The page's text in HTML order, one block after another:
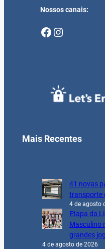
Nossos canais:
Facebook Instagram
Mais Recentes
41 novas
transporte
4 de agosto
Etapa da
Masculino
grandes
4 de agosto de 2026